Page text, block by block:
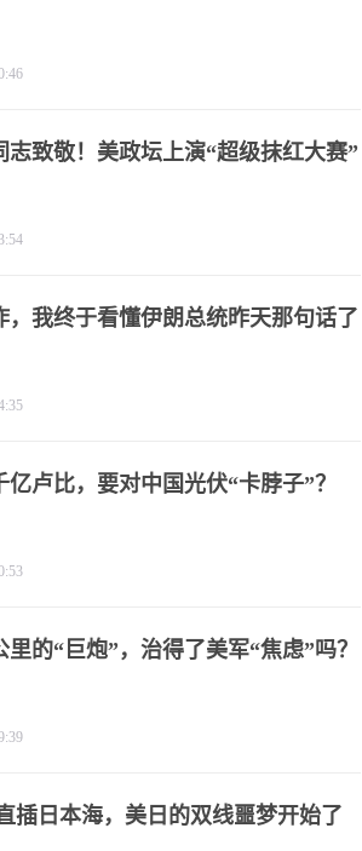
志致敬！美政坛上演“超级抹红大赛”
，我终于看懂伊朗总统昨天那句话了
亿卢比，要对中国光伏“卡脖子”？
里的“巨炮”，治得了美军“焦虑”吗？
插日本海，美日的双线噩梦开始了